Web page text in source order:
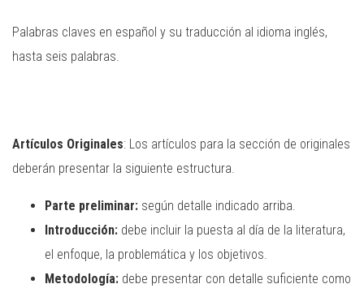
Palabras claves en español y su traducción al idioma inglés,
hasta seis palabras.
Artículos Originales: Los artículos para la sección de originales
deberán presentar la siguiente estructura.
Parte preliminar: según detalle indicado arriba.
Introducción: debe incluir la puesta al día de la literatura,
el enfoque, la problemática y los objetivos.
Metodología: debe presentar con detalle suficiente como